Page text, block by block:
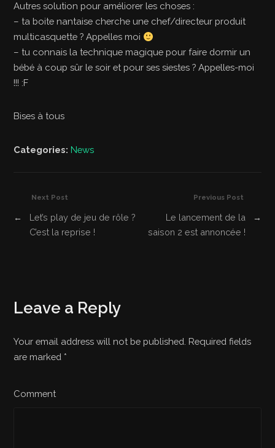
Autres solution pour améliorer les choses :
– ta boite nantaise cherche une chef/directeur produit
multicasquette ? Appelles moi
– tu connais la technique magique pour faire dormir un
bébé à coup sûr le soir et pour ses siestes ? Appelles-moi
!!! :F
Bises à tous
Categories:News
Previous Post
Le lancement de la
saison 2 est annoncée !
→
Next Post
←
Let’s play de jeu de rôle ?
C’est la reprise !
Leave a Reply
Your email address will not be published. Required fields
are marked *
Comment